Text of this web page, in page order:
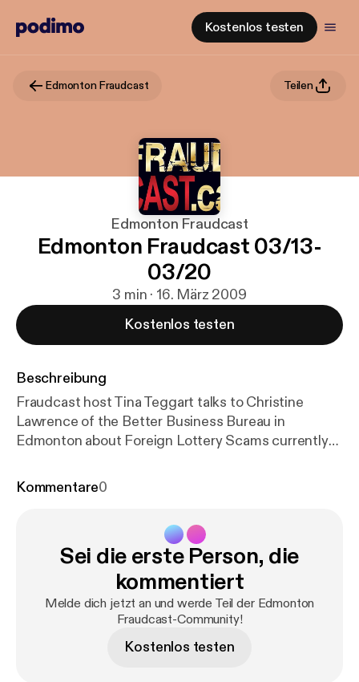
Kostenlos testen
Edmonton Fraudcast Teilen
Edmonton Fraudcast
Edmonton Fraudcast 03/13-
03/20
3 min · 16. März 2009
Kostenlos testen
Beschreibung
Fraudcast host Tina Teggart talks to Christine
Lawrence of the Better Business Bureau in
Edmonton about Foreign Lottery Scams currently
Kommentare0
Sei die erste Person, die
kommentiert
Melde dich jetzt an und werde Teil der Edmonton
Fraudcast-Community!
Kostenlos testen